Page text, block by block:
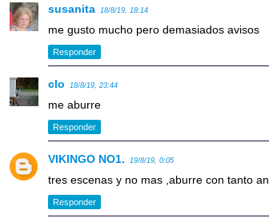
susanita 18/8/19, 18:14
me gusto mucho pero demasiados avisos
Responder
clo 18/8/19, 23:44
me aburre
Responder
VIKINGO NO1. 19/8/19, 0:05
tres escenas y no mas ,aburre con tanto
Responder